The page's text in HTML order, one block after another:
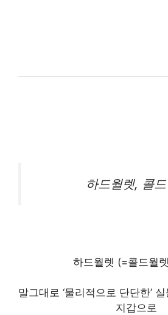
하드월렛, 콜
하드월렛 (=콜드월
말그대로 ‘물리적으로 단단한’
지갑으로